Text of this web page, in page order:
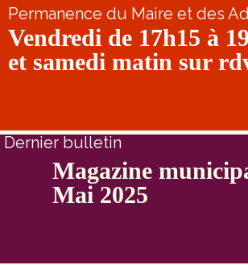
Permanence du Maire et des
Vendredi de 17h15 à
et samedi matin sur
Dernier bulletin
Magazine
Mai 2025